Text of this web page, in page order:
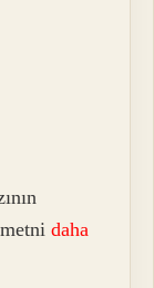
daha